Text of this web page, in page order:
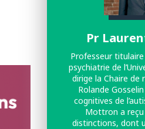
Pr
Professeur
psychiatrie de
dirige la Chaire de
Rolande
cognitives de
Mottron a
distinctions, dont